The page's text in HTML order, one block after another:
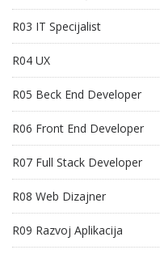
R03 IT Specijalist
R04 UX
R05 Beck End Developer
R06 Front End Developer
R07 Full Stack Developer
R08 Web Dizajner
R09 Razvoj Aplikacija